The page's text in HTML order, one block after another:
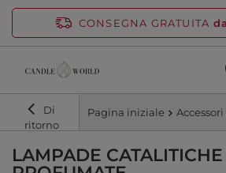
CONSEGNA GRATUITA
Di
ritorno
Pagina iniziale Accessori
LAMPADE CATALITICHE